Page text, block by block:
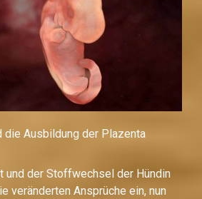
die Ausbildung der Plazenta
und der Stoffwechsel der Hündin
veränderten Ansprüche ein, nun